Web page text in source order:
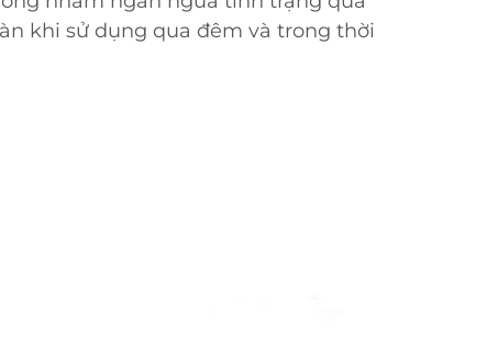
khi sử dụng qua đêm và trong thời